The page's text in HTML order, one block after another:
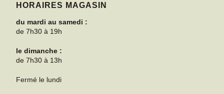
HORAIRES MAGASIN
du mardi au samedi :
de 7h30 à 19h
le dimanche :
de 7h30 à 13h
Fermé le lundi